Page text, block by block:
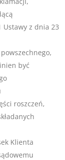
z dnia 23
być
roszczeń,
Klienta